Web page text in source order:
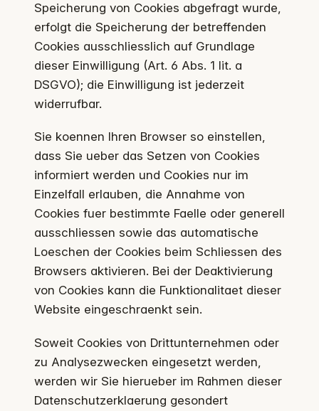
Speicherung von Cookies abgefragt wurde,
erfolgt die Speicherung der betreffenden
Cookies ausschliesslich auf Grundlage
dieser Einwilligung (Art. 6 Abs. 1 lit. a
DSGVO); die Einwilligung ist jederzeit
widerrufbar.
Sie koennen Ihren Browser so einstellen,
dass Sie ueber das Setzen von Cookies
informiert werden und Cookies nur im
Einzelfall erlauben, die Annahme von
Cookies fuer bestimmte Faelle oder generell
ausschliessen sowie das automatische
Loeschen der Cookies beim Schliessen des
Browsers aktivieren. Bei der Deaktivierung
von Cookies kann die Funktionalitaet dieser
Website eingeschraenkt sein.
Soweit Cookies von Drittunternehmen oder
zu Analysezwecken eingesetzt werden,
werden wir Sie hierueber im Rahmen dieser
Datenschutzerklaerung gesondert